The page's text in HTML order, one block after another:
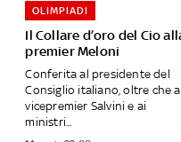
Il Collare d’oro del Cio
premier Meloni
OLIMPIADI
Conferita al presidente del
Consiglio italiano, oltre che
vicepremier Salvini e ai
ministri...